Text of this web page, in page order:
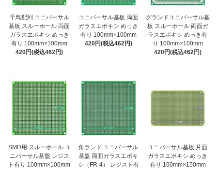
千鳥配列 ユニバーサル
基板 スルーホール 両面
ガラスエポキシ めっき
有り 100mm×100mm
420円(税込462円)
ユニバーサル基板 両面
ガラスエポキシ めっき
有り 100mm×100mm
420円(税込462円)
グランドユニバーサル基
板 スルーホール 両面ガ
ラスエポキシ めっき有
り 100mm×100mm
420円(税込462円)
SMD用 スルーホール ユ
ニバーサル基盤 レジス
ト有り 100mm×100mm
角ランド ユニバーサル
基盤 両面ガラスエポキ
シ（FR-4） レジスト有
ユニバーサル基板 片面
ガラスエポキシ めっき
有り 100mm×150mm